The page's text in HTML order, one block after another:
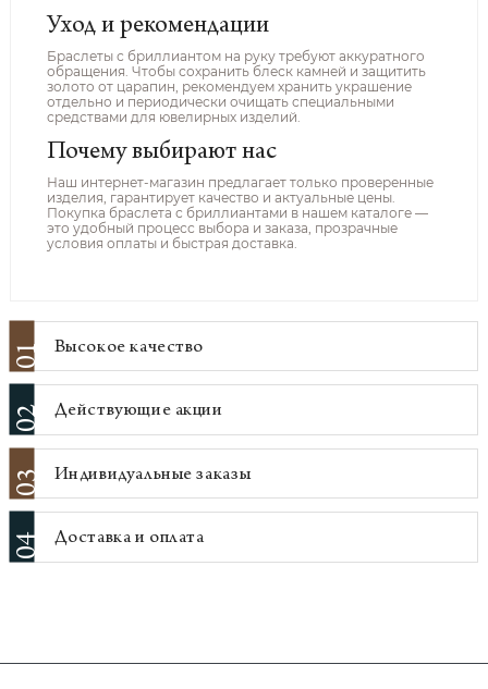
Уход и рекомендации
Браслеты с бриллиантом на руку требуют аккуратного
обращения. Чтобы сохранить блеск камней и защитить
золото от царапин, рекомендуем хранить украшение
отдельно и периодически очищать специальными
средствами для ювелирных изделий.
Почему выбирают нас
Наш интернет-магазин предлагает только проверенные
изделия, гарантирует качество и актуальные цены.
Покупка браслета с бриллиантами в нашем каталоге —
это удобный процесс выбора и заказа, прозрачные
условия оплаты и быстрая доставка.
01 Высокое качество
02 Действующие акции
03 Индивидуальные заказы
04 Доставка и оплата